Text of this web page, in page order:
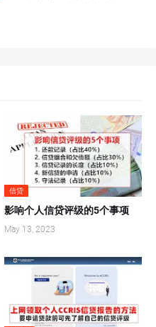
信贷
影响个人信贷评级的5个事项
May 13, 2023